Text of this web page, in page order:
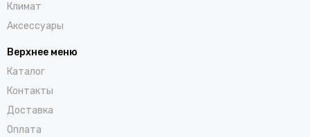
Климат
Аксессуары
Верхнее меню
Каталог
Контакты
Доставка
Оплата